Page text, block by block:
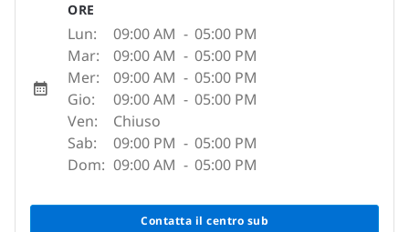
ORE
Lun: 09:00 AM - 05:00 PM
Mar:
09:00 AM - 05:00 PM
Mer:
09:00 AM - 05:00 PM
Gio:
09:00 AM - 05:00 PM
Ven:
Chiuso
Sab:
09:00 PM - 05:00 PM
Dom: 09:00 AM - 05:00 PM
Contatta il centro sub